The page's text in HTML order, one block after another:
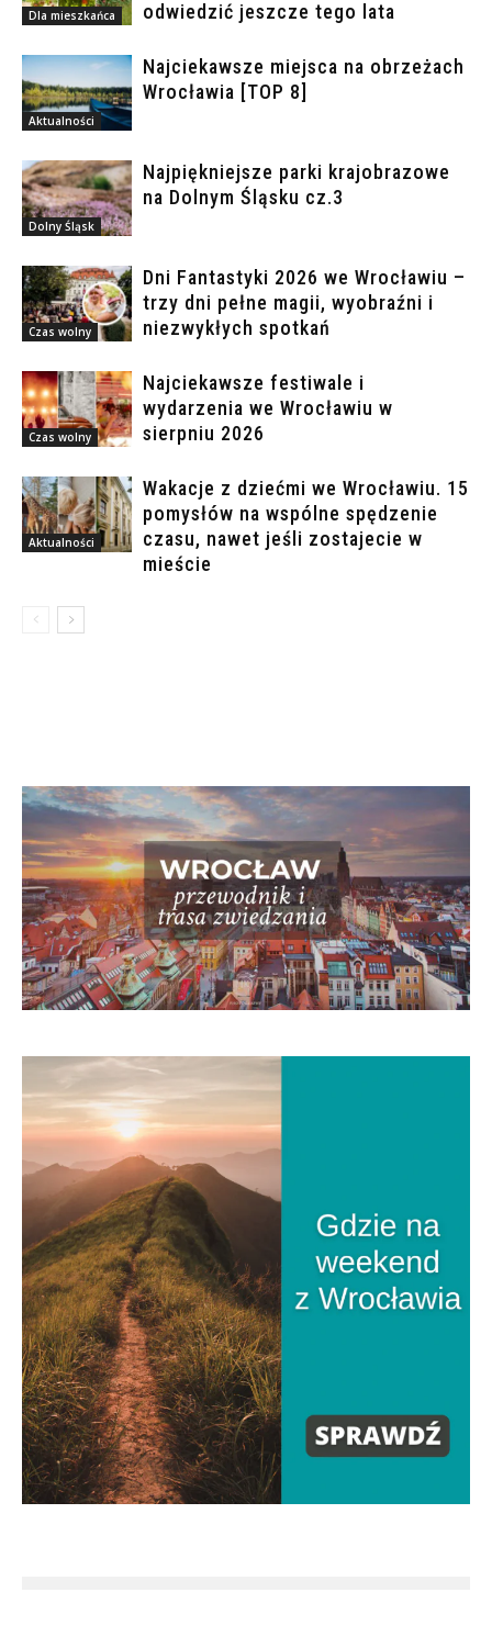
Dla mieszkańca odwiedzić jeszcze tego lata
Aktualności
Najciekawsze miejsca na obrzeżach
Wrocławia [TOP 8]
Dolny Śląsk
Najpiękniejsze parki krajobrazowe
na Dolnym Śląsku cz.3
Czas wolny
Dni Fantastyki 2026 we Wrocławiu –
trzy dni pełne magii, wyobraźni i
niezwykłych spotkań
Czas wolny
Najciekawsze festiwale i
wydarzenia we Wrocławiu w
sierpniu 2026
Aktualności
Wakacje z dziećmi we Wrocławiu. 15
pomysłów na wspólne spędzenie
czasu, nawet jeśli zostajecie w
mieście